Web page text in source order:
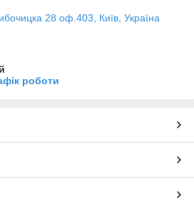
28 оф.403, Київ, Україна
роботи